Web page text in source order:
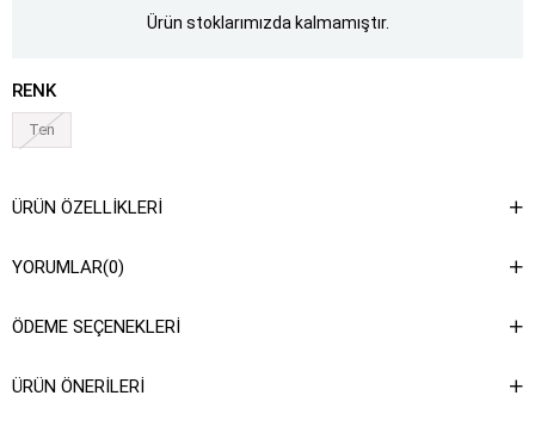
Ürün stoklarımızda kalmamıştır.
RENK
Ten
ÜRÜN ÖZELLIKLERI
YORUMLAR(0)
ÖDEME SEÇENEKLERI
ÜRÜN ÖNERILERI